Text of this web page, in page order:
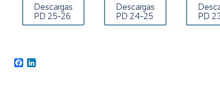
Descargas
PD 25-26
Descargas
PD 24-25
PD
Facebook